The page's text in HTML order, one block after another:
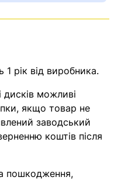
1 рік від виробника.
можливі
якщо товар не
заводський
коштів після
пошкодження,